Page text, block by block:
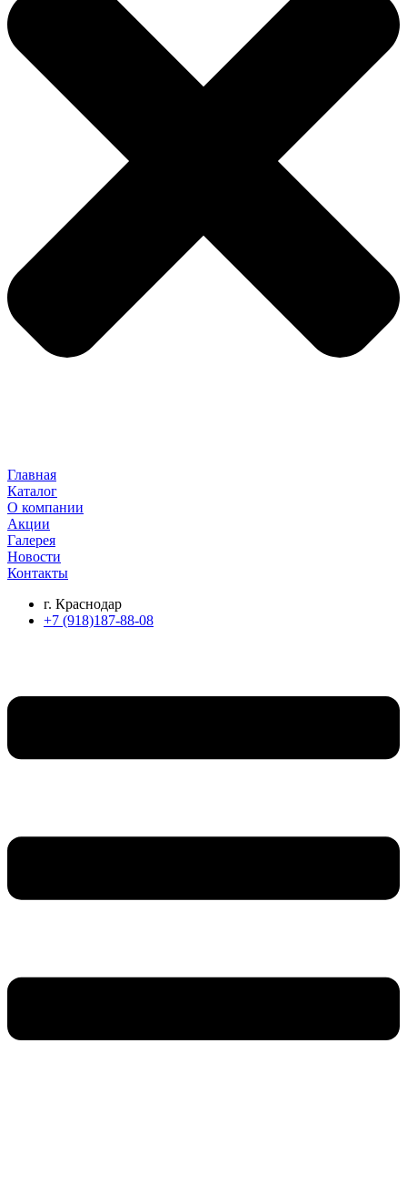
Главная
Каталог
О компании
Акции
Галерея
Новости
Контакты
г. Краснодар
+7 (918)187-88-08